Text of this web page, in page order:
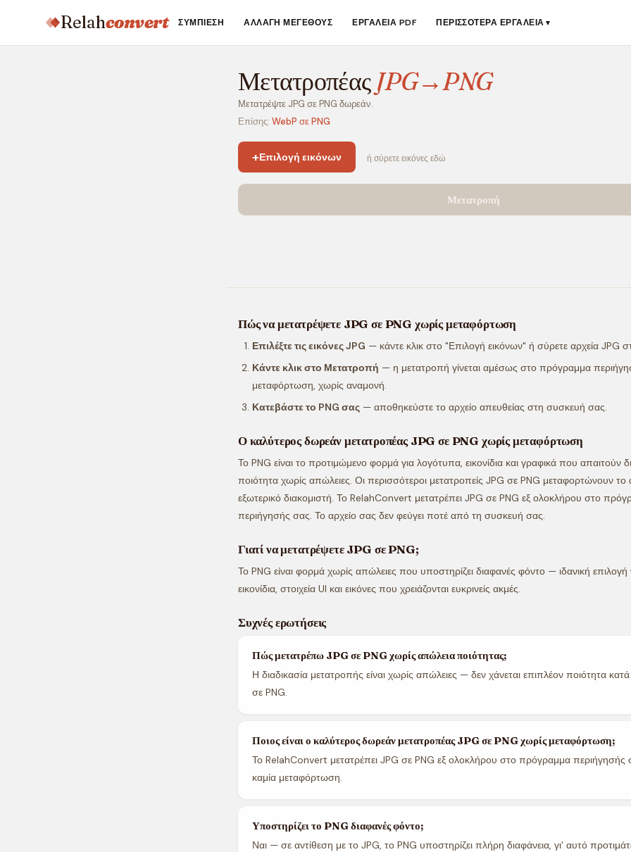
Relahconvert ΣΥΜΠΊΕΣΗ ΑΛΛΑΓΉ ΜΕΓΈΘΟΥΣ ΕΡΓΑΛΕΊΑ PDF ΠΕΡΙΣΣΌΤΕΡΑ ΕΡΓΑΛΕΊΑ ▼
Μετατροπέας JPG→PNG
Μετατρέψτε JPG σε PNG δωρεάν.
Επίσης: WebP σε PNG
+Επιλογή εικόνων ή σύρετε εικόνες εδώ
Μετατροπή
Πώς να μετατρέψετε JPG σε PNG χωρίς μεταφόρτωση
Επιλέξτε τις εικόνες JPG — κάντε κλικ στο "Επιλογή εικόνων" ή σύρετε αρχεία JPG
Κάντε κλικ στο Μετατροπή — η μετατροπή γίνεται αμέσως στο πρόγραμμα
μεταφόρτωση, χωρίς αναμονή.
Κατεβάστε το PNG σας — αποθηκεύστε το αρχείο απευθείας στη συσκευή σας.
Ο καλύτερος δωρεάν μετατροπέας JPG σε PNG χωρίς μεταφόρτωση
Το PNG είναι το προτιμώμενο φορμά για λογότυπα, εικονίδια και γραφικά που απαιτούν
ποιότητα χωρίς απώλειες. Οι περισσότεροι μετατροπείς JPG σε PNG μεταφορτώνουν το
εξωτερικό διακομιστή. Το RelahConvert μετατρέπει JPG σε PNG εξ ολοκλήρου στο
περιήγησής σας. Το αρχείο σας δεν φεύγει ποτέ από τη συσκευή σας.
Γιατί να μετατρέψετε JPG σε PNG;
Το PNG είναι φορμά χωρίς απώλειες που υποστηρίζει διαφανές φόντο — ιδανική επιλογή
εικονίδια, στοιχεία UI και εικόνες που χρειάζονται ευκρινείς ακμές.
Συχνές ερωτήσεις
Πώς μετατρέπω JPG σε PNG χωρίς απώλεια ποιότητας;
Η διαδικασία μετατροπής είναι χωρίς απώλειες — δεν χάνεται επιπλέον ποιότητα
σε PNG.
Ποιος είναι ο καλύτερος δωρεάν μετατροπέας JPG σε PNG χωρίς μεταφόρτωση;
Το RelahConvert μετατρέπει JPG σε PNG εξ ολοκλήρου στο πρόγραμμα περιήγησής
καμία μεταφόρτωση.
Υποστηρίζει το PNG διαφανές φόντο;
Ναι — σε αντίθεση με το JPG, το PNG υποστηρίζει πλήρη διαφάνεια, γι' αυτό